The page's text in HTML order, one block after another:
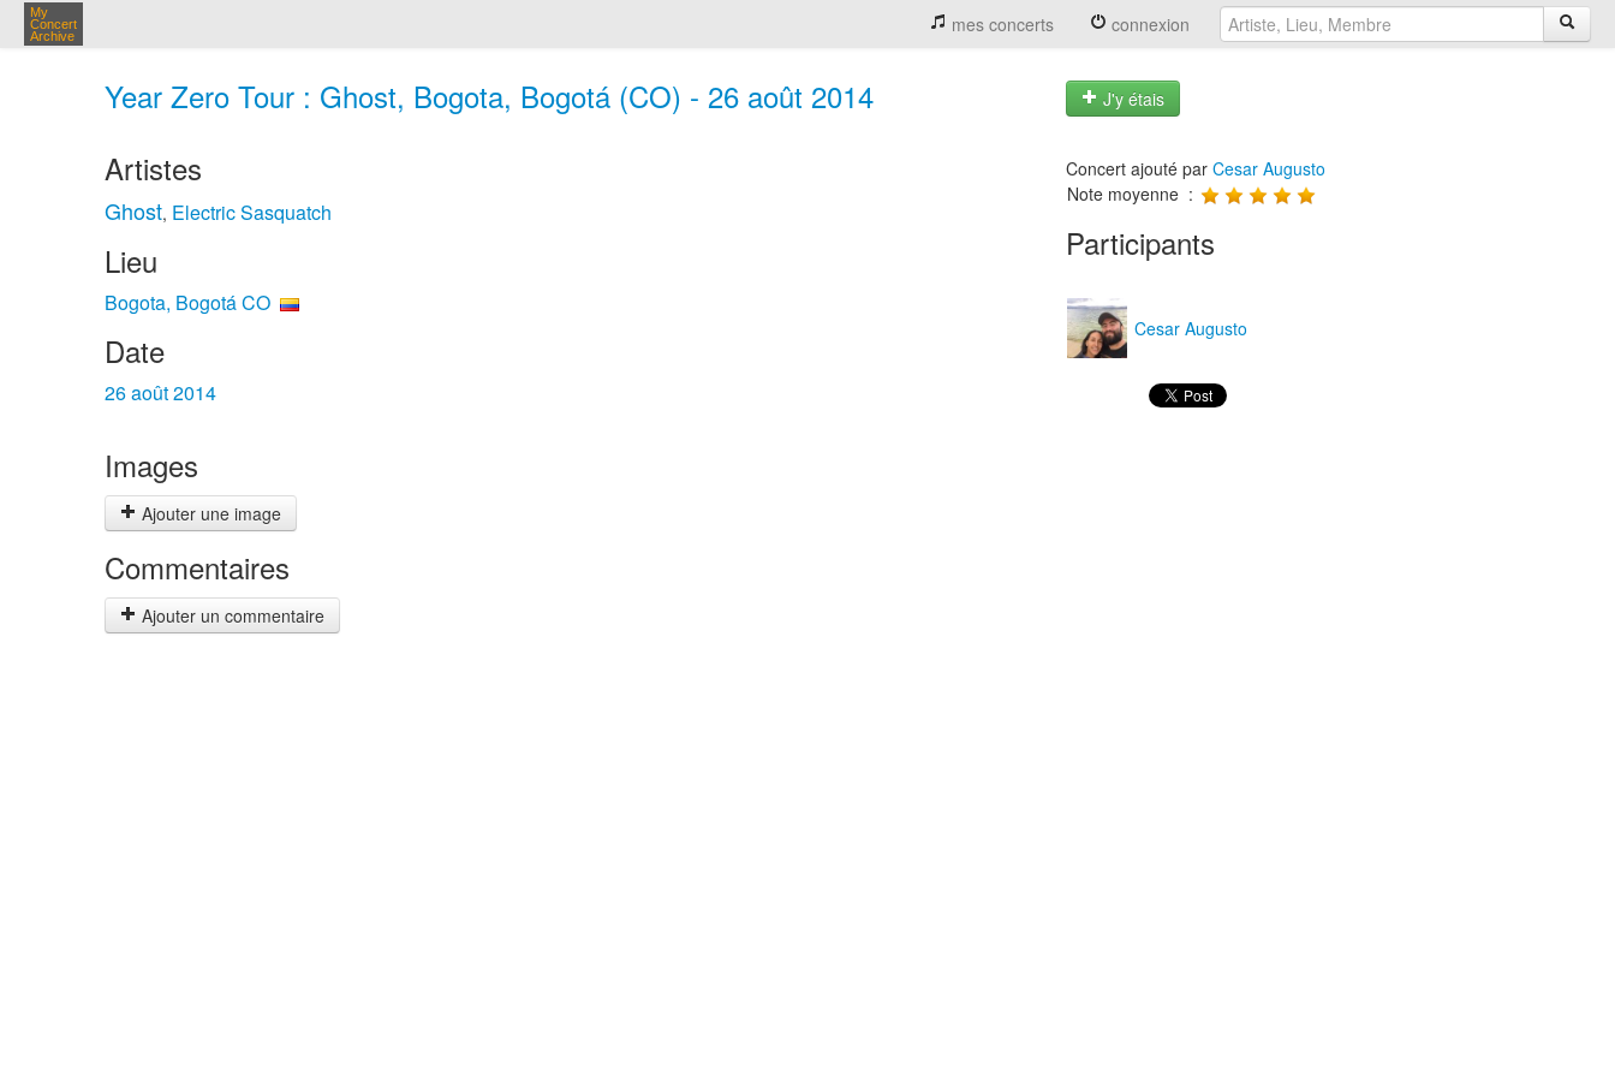
My
Concert
Archive
mes concerts connexion
Year Zero Tour : Ghost, Bogota, Bogotá (CO) - 26 août 2014 J'y étais
Artistes
Ghost, Electric Sasquatch
Lieu
Bogota, Bogotá CO
Date
26 août 2014
Images
Ajouter une image
Commentaires
Ajouter un commentaire
Concert ajouté par Cesar Augusto
Note moyenne :
Participants
Cesar Augusto